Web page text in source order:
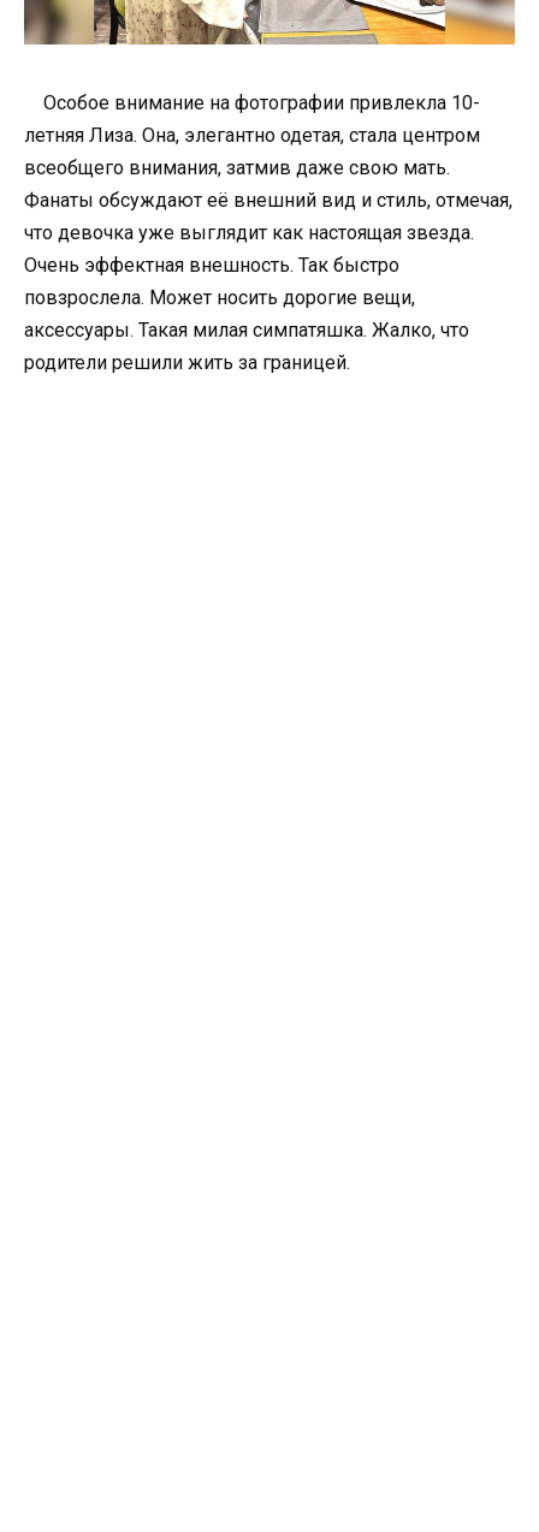
Особое внимание на фотографии привлекла 10-
летняя Лиза. Она, элегантно одетая, стала центром
всеобщего внимания, затмив даже свою мать.
Фанаты обсуждают её внешний вид и стиль, отмечая,
что девочка уже выглядит как настоящая звезда.
Очень эффектная внешность. Так быстро
повзрослела. Может носить дорогие вещи,
аксессуары. Такая милая симпатяшка. Жалко, что
родители решили жить за границей.